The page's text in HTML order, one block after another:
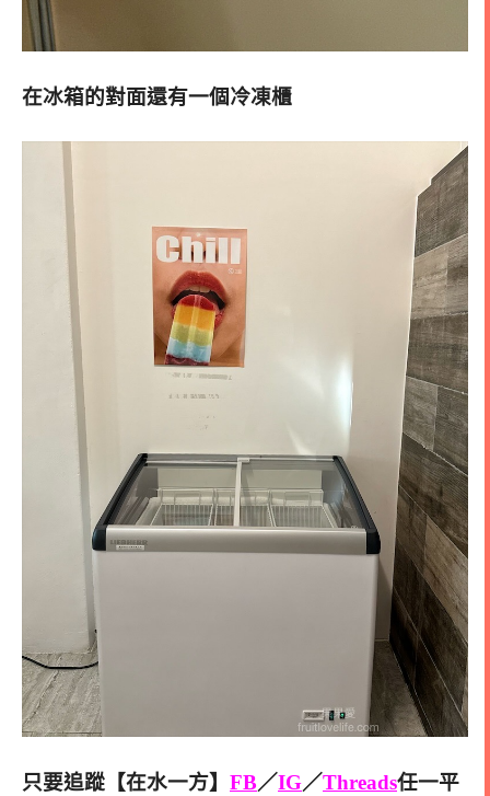
在冰箱的對面還有一個冷凍櫃
只要追蹤【在水一方】 FB／IG／Threads任一平